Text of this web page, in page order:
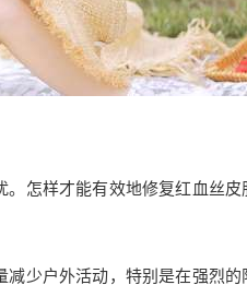
怎样才能有效地修复红血丝
少户外活动，特别是在强烈